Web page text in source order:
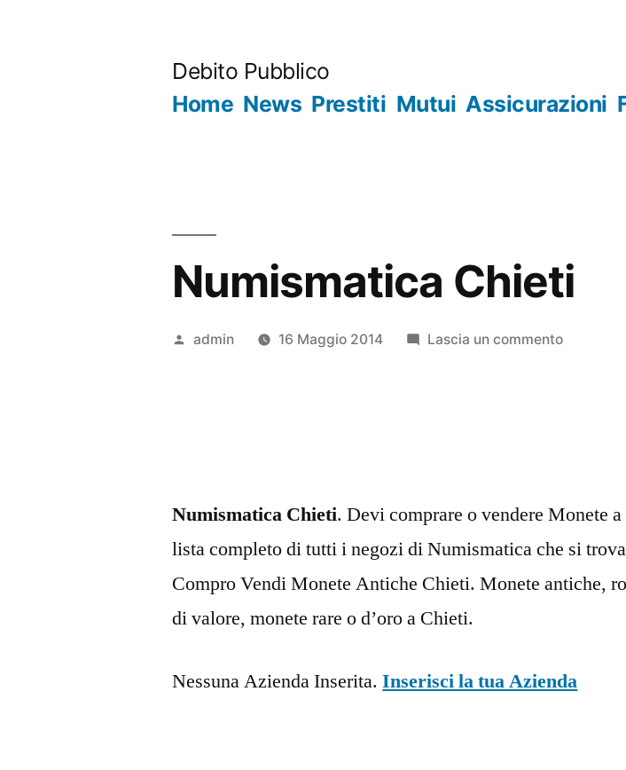
Debito Pubblico
Home News Prestiti Mutui Assicurazioni
Numismatica Chieti
Pubblicato
admin 16 Maggio 2014 Lascia un commentosu
Numismatica Chieti. Devi comprare o vendere Monete
lista completo di tutti i negozi di Numismatica che si
Compro Vendi Monete Antiche Chieti. Monete antiche,
di valore, monete rare o d’oro a Chieti.
Nessuna Azienda Inserita. Inserisci la tua Azienda